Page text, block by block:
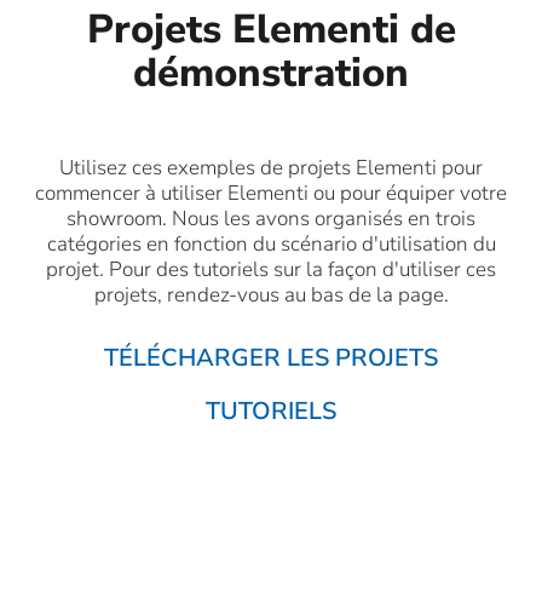
Projets Elementi de
démonstration
Utilisez ces exemples de projets Elementi pour
commencer à utiliser Elementi ou pour équiper votre
showroom. Nous les avons organisés en trois
catégories en fonction du scénario d'utilisation du
projet. Pour des tutoriels sur la façon d'utiliser ces
projets, rendez-vous au bas de la page.
TÉLÉCHARGER LES PROJETS
TUTORIELS